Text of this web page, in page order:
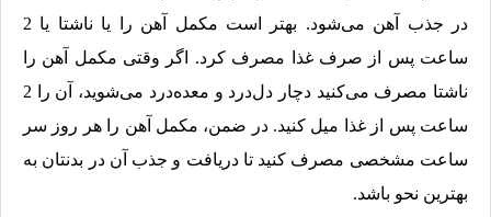
در جذب آهن می‌شود. بهتر است مکمل آهن را یا ناشتا یا 2
ساعت پس از صرف غذا مصرف کرد. اگر وقتی مکمل آهن را
ناشتا مصرف می‌کنید دچار دل‌درد و معده‌درد می‌شوید، آن را 2
ساعت پس از غذا میل کنید. در ضمن، مکمل آهن را هر روز سر
ساعت مشخصی مصرف کنید تا دریافت و جذب آن در بدنتان به
بهترین نحو باشد.